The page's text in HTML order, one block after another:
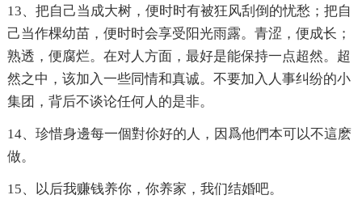
13、把自己当成大树，便时时有被狂风刮倒的忧愁；把自
己当作棵幼苗，便时时会享受阳光雨露。青涩，便成长；
熟透，便腐烂。在对人方面，最好是能保持一点超然。超
然之中，该加入一些同情和真诚。不要加入人事纠纷的小
集团，背后不谈论任何人的是非。
14、珍惜身邊每一個對伱好的人，因爲他們本可以不這麽
做。
15、以后我赚钱养你，你养家，我们结婚吧。